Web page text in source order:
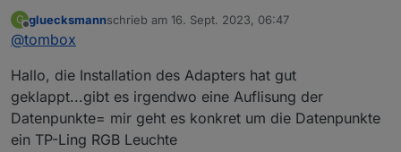
Der Adapter loggt sich über die Cloud ein um alle
manuell die IP gesetzt wird.
tapo.0.id.ip
Dann versucht er sich lokal mit username und
tapo.0.id
Motion Detection funktioniert mit Stream User und
Password
Minimum Node v14 muss installiert sein, sonst
bekommt man exit code 25 beim installieren
Zum Installieren:
https://github.com/TA2k/ioBroker.tapo
G
Offline
gluecksmannschrieb am 16. Sept. 2023, 06:47
zuletzt editiert von
@tombox
Hallo, die Installation des Adapters hat gut
geklappt...gibt es irgendwo eine Auflisung der
Datenpunkte= mir geht es konkret um die Datenpunkte
ein TP-Ling RGB Leuchte